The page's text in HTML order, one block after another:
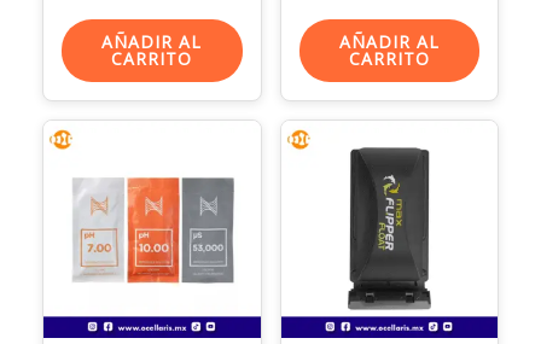
AÑADIR AL
CARRITO
AÑADIR AL
CARRITO